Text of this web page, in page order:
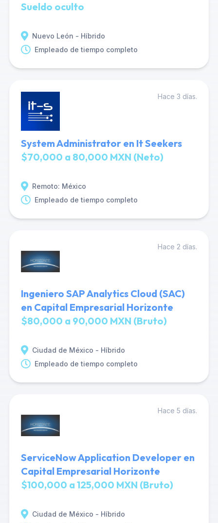
Sueldo oculto
Nuevo León - Híbrido
Empleado de tiempo completo
Hace 3 días.
System Administrator en It Seekers
$70,000 a 80,000 MXN (Neto)
Remoto: México
Empleado de tiempo completo
Hace 2 días.
Ingeniero SAP Analytics Cloud (SAC)
en Capital Empresarial Horizonte
$80,000 a 90,000 MXN (Bruto)
Ciudad de México - Híbrido
Empleado de tiempo completo
Hace 5 días.
ServiceNow Application Developer en
Capital Empresarial Horizonte
$100,000 a 125,000 MXN (Bruto)
Ciudad de México - Híbrido